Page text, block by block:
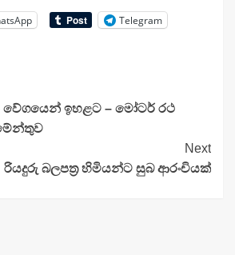
Telegram
වේගයෙන් ඉහළට – මෝටර් රථ
Next
රියදුරු බලපත්‍ර හිමියන්ට සුබ ආරංචියක්